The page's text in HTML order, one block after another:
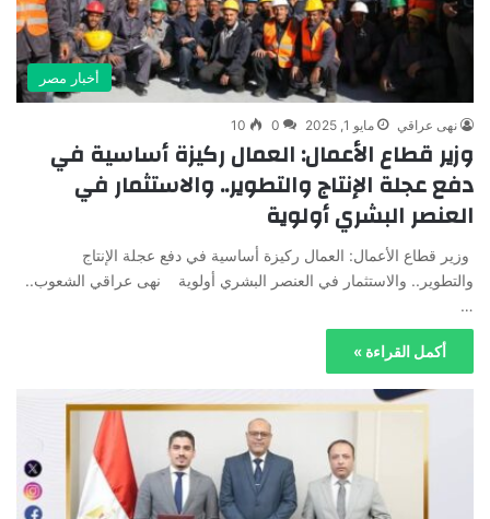
أخبار مصر
نهى عراقي مايو 1, 2025 0
10
وزير قطاع الأعمال: العمال ركيزة أساسية في
دفع عجلة الإنتاج والتطوير.. والاستثمار في
العنصر البشري أولوية
وزير قطاع الأعمال: العمال ركيزة أساسية في دفع عجلة الإنتاج
والتطوير.. والاستثمار في العنصر البشري أولوية نهى عراقي الشعوب..
…
أكمل القراءة »